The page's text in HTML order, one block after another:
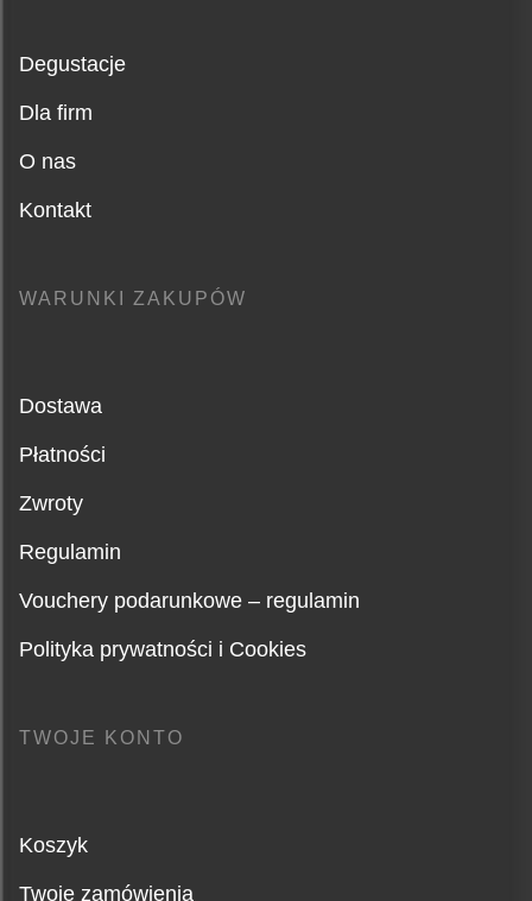
Degustacje
Dla firm
O nas
Kontakt
WARUNKI ZAKUPÓW
Dostawa
Płatności
Zwroty
Regulamin
Vouchery podarunkowe – regulamin
Polityka prywatności i Cookies
TWOJE KONTO
Koszyk
Twoje zamówienia